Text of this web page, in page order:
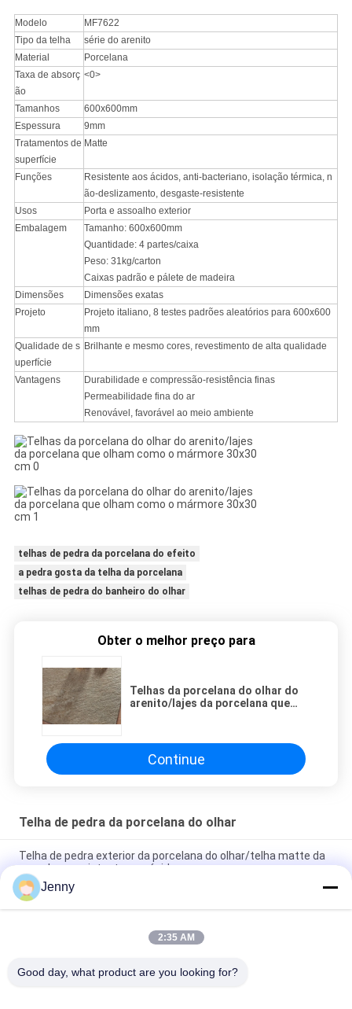
Modelo
MF7622
Tipo da telha
série do arenito
Material
Porcelana
Taxa de absorç
ão
<0>
Tamanhos
600x600mm
Espessura
9mm
Tratamentos de
superfície
Matte
Funções
Resistente aos ácidos, anti-bacteriano, isolação térmica, n
ão-deslizamento, desgaste-resistente
Usos
Porta e assoalho exterior
Embalagem
Tamanho: 600x600mm
Quantidade: 4 partes/caixa
Peso: 31kg/carton
Caixas padrão e pálete de madeira
Dimensões
Dimensões exatas
Projeto
Projeto italiano, 8 testes padrões aleatórios para 600x600
mm
Qualidade de s
uperfície
Brilhante e mesmo cores, revestimento de alta qualidade
Vantagens
Durabilidade e compressão-resistência finas
Permeabilidade fina do ar
Renovável, favorável ao meio ambiente
telhas de pedra da porcelana do efeito
a pedra gosta da telha da porcelana
telhas de pedra do banheiro do olhar
Obter o melhor preço para
Telhas da porcelana do olhar do
arenito/lajes da porcelana que
Continue
Telha de pedra da porcelana do olhar
Telha de pedra exterior da porcelana do olhar/telha matte da
porcelana resistente aos ácidos
Apoio vitrificado telha do material de construção da porcelana
do olhar do arenito de 30 x de 60 CM
Telha de assoalho de pedra rústica 600*600mm da telha da
Jenny
2:35 AM
Good day, what product are you looking for?